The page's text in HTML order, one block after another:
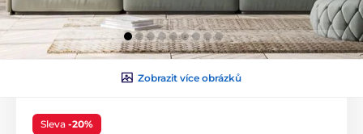
Zobrazit více obrázků
Sleva -20%